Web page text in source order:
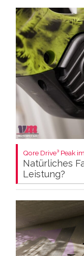
Qore Drive³ Peak
Natürliches
Leistung?